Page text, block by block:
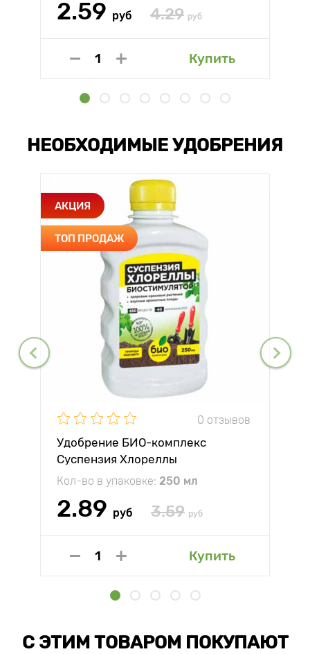
2.59 руб 4.29 руб
Купить
НЕОБХОДИМЫЕ УДОБРЕНИЯ
АКЦИЯ
ТОП ПРОДАЖ
0 отзывов
Удобрение БИО-комплекс
Суспензия Хлореллы
Кол-во в упаковке: 250 мл
2.89 руб 3.59 руб
Купить
С ЭТИМ ТОВАРОМ ПОКУПАЮТ